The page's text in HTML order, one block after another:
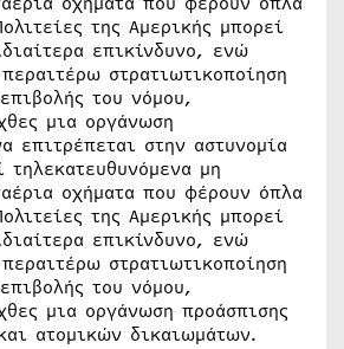
της Αμερικής μπορεί
επικίνδυνο, ενώ
στρατιωτικοποίηση
του νόμου,
μια οργάνωση
επιτρέπεται στην αστυνομία
τηλεκατευθυνόμενα μη
οχήματα που φέρουν όπλα
της Αμερικής μπορεί
επικίνδυνο, ενώ
στρατιωτικοποίηση
του νόμου,
μια οργάνωση προάσπισης
ατομικών δικαιωμάτων.